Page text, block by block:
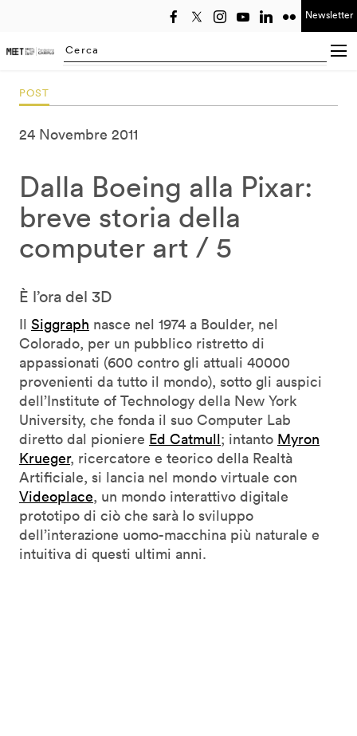
Newsletter
Searching...
POST
24 Novembre 2011
Dalla Boeing alla Pixar:
breve storia della
computer art / 5
È l’ora del 3D
Il Siggraph nasce nel 1974 a Boulder, nel
Colorado, per un pubblico ristretto di
appassionati (600 contro gli attuali 40000
provenienti da tutto il mondo), sotto gli auspici
dell’Institute of Technology della New York
University, che fonda il suo Computer Lab
diretto dal pioniere Ed Catmull; intanto Myron
Krueger, ricercatore e teorico della Realtà
Artificiale, si lancia nel mondo virtuale con
Videoplace, un mondo interattivo digitale
prototipo di ciò che sarà lo sviluppo
dell’interazione uomo-macchina più naturale e
intuitiva di questi ultimi anni.